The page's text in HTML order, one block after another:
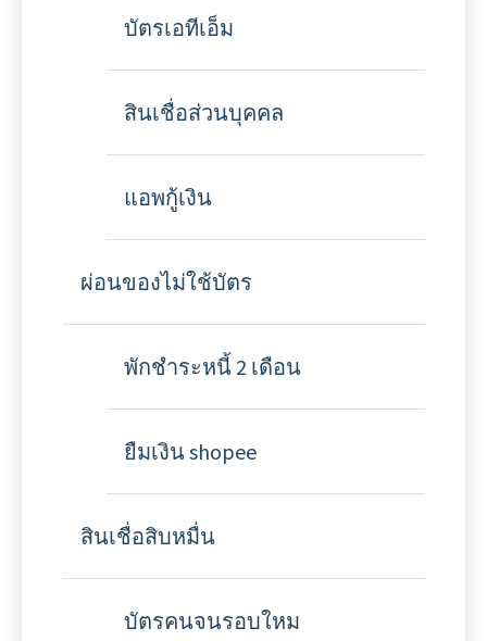
บัตรเอทีเอ็ม
สินเชื่อส่วนบุคคล
แอพกู้เงิน
ผ่อนของไม่ใช้บัตร
พักชำระหนี้ 2 เดือน
ยืมเงิน shopee
สินเชื่อสิบหมื่น
บัตรคนจนรอบใหม